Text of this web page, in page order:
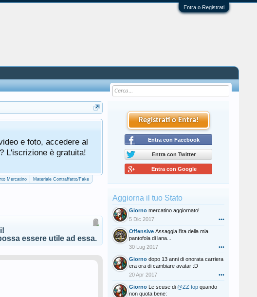
Entra o Registrati
e foto, accedere al
L'iscrizione è gratuita!
Tutti gli utenti che partecipano al
cliccando qui di seguito:Regolamento
Mercatino Materiale Contraffatto/Fake
essere utile ad essa.
Registrati o Entra!
Entra con Facebook
Entra con Twitter
Entra con Google
Aggiorna il tuo Stato
Giorno mercatino aggiornato!
5 Dic 2017
•••
Offensive Assaggia l'ira della mia
pantofola di lana...
30 Lug 2017
•••
Giorno dopo 13 anni di onorata carriera
era ora di cambiare avatar :D
20 Apr 2017
•••
Giorno Le scuse di @ZZ top quando
non quota bene: